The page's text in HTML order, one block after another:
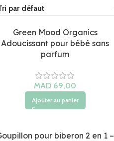
Green Mood Organics
Adoucissant pour bébé sans
parfum
MAD
Ajouter au panier
pour biberon 2 en 1 –